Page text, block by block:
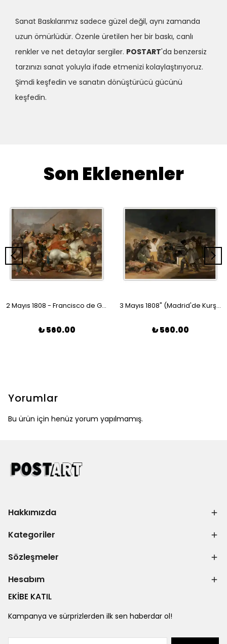
Sanat Baskılarımız sadece güzel değil, aynı zamanda
uzun ömürlüdür. Özenle üretilen her bir baskı, canlı
renkler ve net detaylar sergiler. POSTART'da benzersiz
tarzınızı sanat yoluyla ifade etmenizi kolaylaştırıyoruz.
Şimdi keşfedin ve sanatın dönüştürücü gücünü
keşfedin.
Son Eklenenler
2 Mayıs 1808 - Francisco de Goya Poster
₺ 560.00
3 Mayıs 1808" (Madrid'de Kurşuna Dizilenler) - Francisco de Goya Poster
₺ 560.00
Yorumlar
Bu ürün için henüz yorum yapılmamış.
Hakkımızda
Kategoriler
Sözleşmeler
Hesabım
EKİBE KATIL
Kampanya ve sürprizlerden ilk sen haberdar ol!